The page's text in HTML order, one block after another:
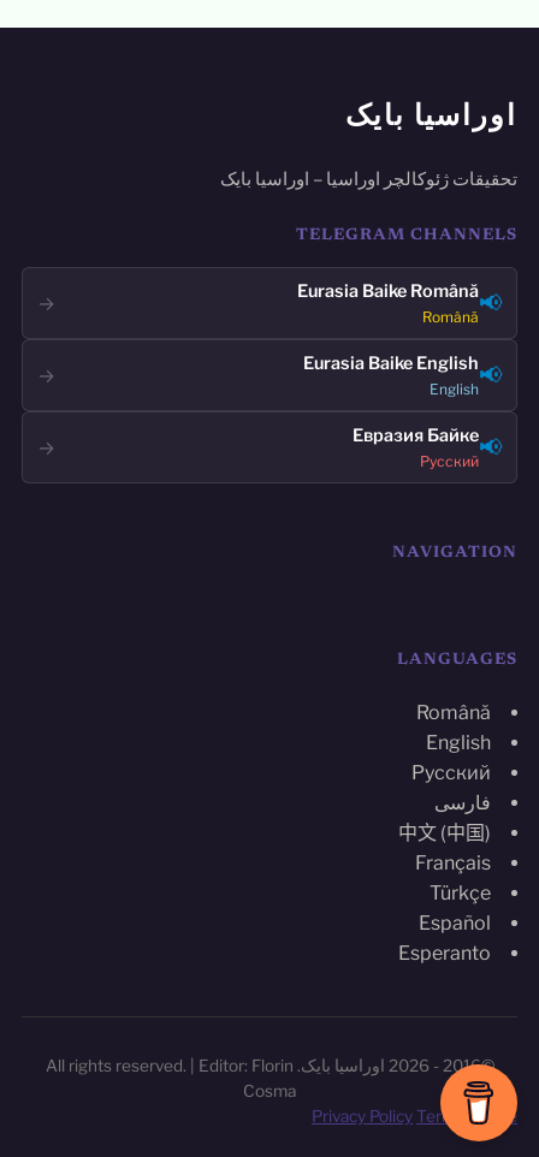
اوراسیا بایک
تحقیقات ژئوکالچر اوراسیا – اوراسیا بایک
TELEGRAM CHANNELS
📢
Eurasia Baike Română
Română
→
📢
Eurasia Baike English
English
→
📢
Евразия Байке
Русский
→
NAVIGATION
LANGUAGES
Română
English
Русский
فارسی
中文 (中国)
Français
Türkçe
Español
Esperanto
©2016 - 2026 اوراسیا بایک. All rights reserved. | Editor: Florin
Cosma
Privacy PolicyTerms of Use